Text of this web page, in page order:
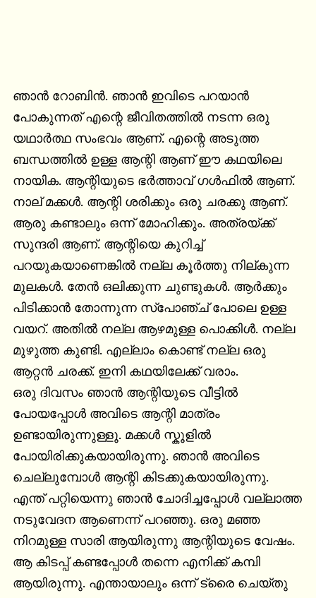
ഞാൻ റോബിൻ. ഞാൻ ഇവിടെ പറയാൻ
പോകുന്നത് എന്റെ ജീവിതത്തിൽ നടന്ന ഒരു
യഥാർത്ഥ സംഭവം ആണ്. എന്റെ അടുത്ത
ബന്ധത്തിൽ ഉള്ള ആന്റി ആണ് ഈ കഥയിലെ
നായിക. ആന്റിയുടെ ഭർത്താവ് ഗൾഫിൽ ആണ്.
നാല് മക്കൾ. ആന്റി ശരിക്കും ഒരു ചരക്കു ആണ്.
ആരു കണ്ടാലും ഒന്ന് മോഹിക്കും. അത്രയ്ക്ക്
സുന്ദരി ആണ്. ആന്റിയെ കുറിച്ച്
പറയുകയാണെങ്കിൽ നല്ല കൂർത്തു നില്കുന്ന
മുലകൾ. തേൻ ഒലിക്കുന്ന ചുണ്ടുകൾ. ആർക്കും
പിടിക്കാൻ തോന്നുന്ന സ്പോഞ്ച് പോലെ ഉള്ള
വയറ്. അതിൽ നല്ല ആഴമുള്ള പൊക്കിൾ. നല്ല
മുഴുത്ത കുണ്ടി. എല്ലാം കൊണ്ട് നല്ല ഒരു
ആറ്റൻ ചരക്ക്. ഇനി കഥയിലേക്ക്‌ വരാം.
ഒരു ദിവസം ഞാൻ ആന്റിയുടെ വീട്ടിൽ
പോയപ്പോൾ അവിടെ ആന്റി മാത്രം
ഉണ്ടായിരുന്നുള്ളൂ. മക്കൾ സ്കൂളിൽ
പോയിരിക്കുകയായിരുന്നു. ഞാൻ അവിടെ
ചെല്ലുമ്പോൾ ആന്റി കിടക്കുകയായിരുന്നു.
എന്ത് പറ്റിയെന്നു ഞാൻ ചോദിച്ചപ്പോൾ വല്ലാത്ത
നടുവേദന ആണെന്ന് പറഞ്ഞു. ഒരു മഞ്ഞ
നിറമുള്ള സാരി ആയിരുന്നു ആന്റിയുടെ വേഷം.
ആ കിടപ്പ് കണ്ടപ്പോൾ തന്നെ എനിക്ക് കമ്പി
ആയിരുന്നു. എന്തായാലും ഒന്ന് ട്രൈ ചെയ്തു